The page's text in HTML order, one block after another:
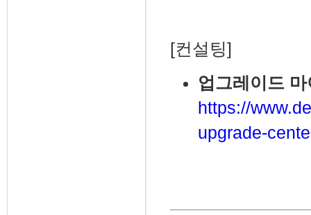
[컨설팅]
업그레이드
https://
upgrade-